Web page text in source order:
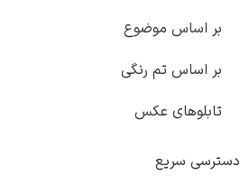
موضوع
تم رنگی
عکس